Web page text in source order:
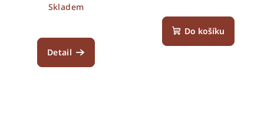
Skladem
Detail
Do košíku